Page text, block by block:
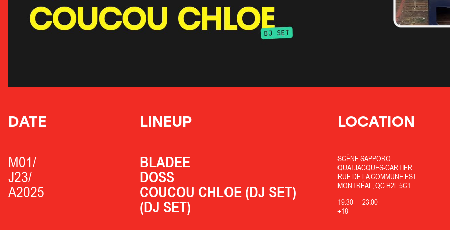
DATE LINEUP LOCATION
M01/
J23/
A2025
BLADEE
DOSS
COUCOU CHLOE (DJ SET)
(DJ SET)
SCÈNE SAPPORO
QUAI JACQUES-CARTIER
RUE DE LA COMMUNE EST.
MONTRÉAL, QC H2L 5C1
19:30—23:00
+18